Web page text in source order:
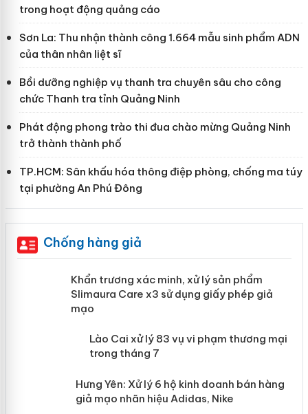
trong hoạt động quảng cáo
Sơn La: Thu nhận thành công 1.664 mẫu sinh phẩm ADN
của thân nhân liệt sĩ
Bồi dưỡng nghiệp vụ thanh tra chuyên sâu cho công
chức Thanh tra tỉnh Quảng Ninh
Phát động phong trào thi đua chào mừng Quảng Ninh
trở thành thành phố
TP.HCM: Sân khấu hóa thông điệp phòng, chống ma túy
tại phường An Phú Đông
Chống hàng giả
Khẩn trương xác minh, xử lý sản phẩm
Slimaura Care x3 sử dụng giấy phép giả
mạo
Lào Cai xử lý 83 vụ vi phạm thương
mại trong tháng 7